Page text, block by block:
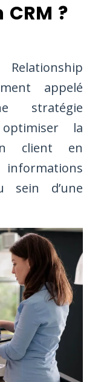
CRM ?
appelé
stratégie
la
client en
sein d’une